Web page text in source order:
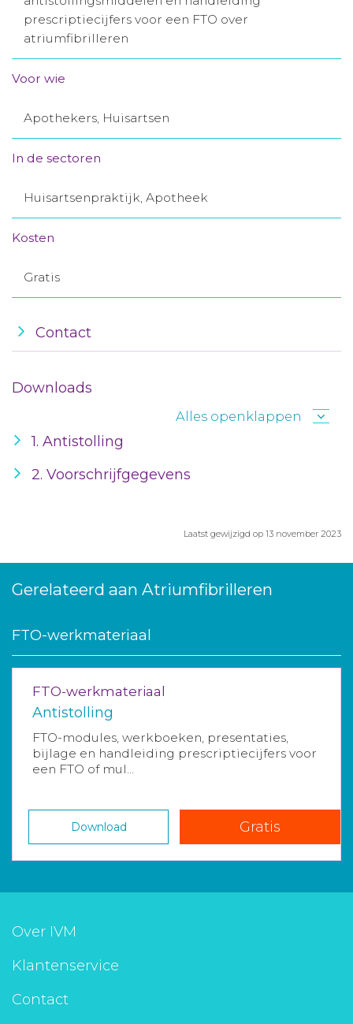
Aanmelden nieuwsbrief
Toegang leeromgeving
prescriptiecijfers voor een FTO over
atriumfibrilleren
Voor wie
Apothekers, Huisartsen
In de sectoren
Huisartsenpraktijk, Apotheek
Kosten
Gratis
Contact
Downloads
Alles openklappen
1. Antistolling
2. Voorschrijfgegevens
Laatst gewijzigd op 13 november 2023
Gerelateerd aan Atriumfibrilleren
FTO-werkmateriaal
FTO-werkmateriaal
Antistolling
FTO-modules, werkboeken, presentaties,
bijlage en handleiding prescriptiecijfers voor
een FTO of mul...
Download Gratis
Over IVM
Klantenservice
Contact